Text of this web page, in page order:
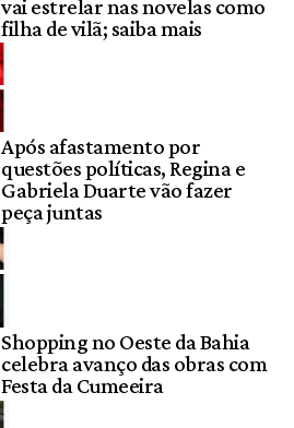
vai estrelar nas novelas como
filha de vilã; saiba mais
Após afastamento por
questões políticas, Regina e
Gabriela Duarte vão fazer
peça juntas
Shopping no Oeste da Bahia
celebra avanço das obras com
Festa da Cumeeira